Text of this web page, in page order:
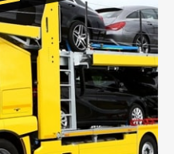
Логистик – это
доставить несколько
поездку в другой